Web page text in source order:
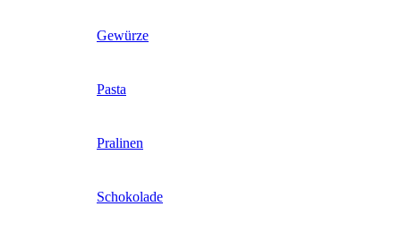
Gewürze
Pasta
Pralinen
Schokolade